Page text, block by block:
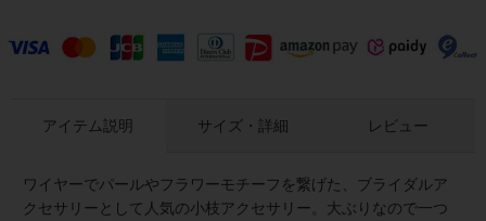
アイテム説明
ワイヤーでパールやフラワーモチーフを繋げた、ブライダルア
クセサリーとして人気の小枝アクセサリー。大ぶりなので一つ
サイズ・詳細 レビュー